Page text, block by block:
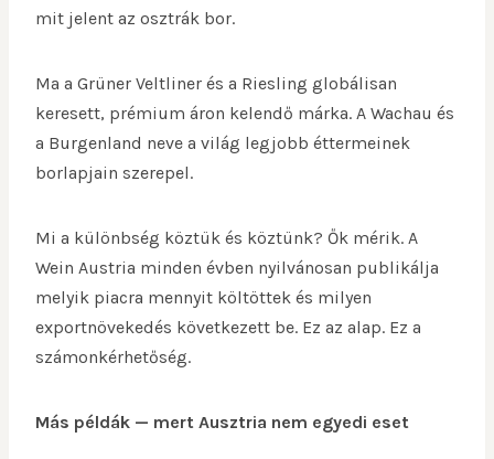
mit jelent az osztrák bor.
Ma a Grüner Veltliner és a Riesling globálisan
keresett, prémium áron kelendő márka. A Wachau és
a Burgenland neve a világ legjobb éttermeinek
borlapjain szerepel.
Mi a különbség köztük és köztünk? Ők mérik. A
Wein Austria minden évben nyilvánosan publikálja
melyik piacra mennyit költöttek és milyen
exportnövekedés következett be. Ez az alap. Ez a
számonkérhetőség.
Más példák — mert Ausztria nem egyedi eset